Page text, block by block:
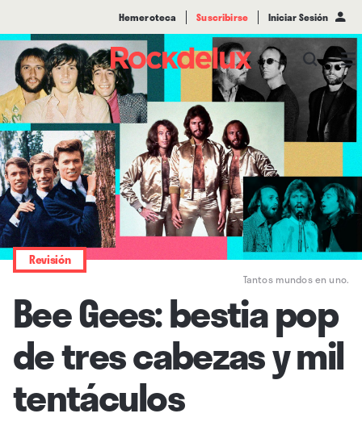
Hemeroteca Suscribirse Iniciar Sesión
Tantos mundos en uno.
Revisión
Bee Gees: bestia pop
de tres cabezas y mil
tentáculos